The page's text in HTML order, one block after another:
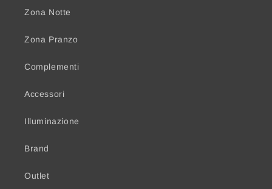
Zona Notte
Zona Pranzo
Complementi
Accessori
Illuminazione
Brand
Outlet